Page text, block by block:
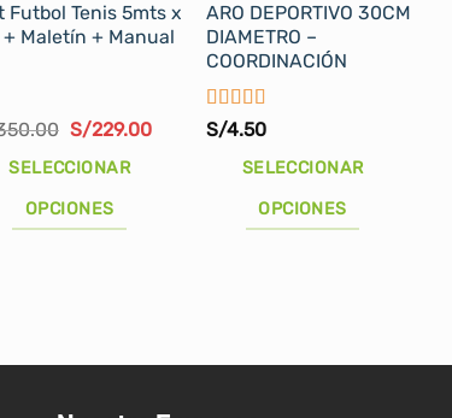
Futbol Tenis 5mts x
+ Maletín + Manual
El
precio
original
S/350.00.
S/229.00El
SELECCIONAR
OPCIONES
ARO DEPORTIVO 30CM
DIAMETRO –
COORDINACIÓN
Valorado
con
S/4.50
SELECCIONAR
OPCIONES
variantes.